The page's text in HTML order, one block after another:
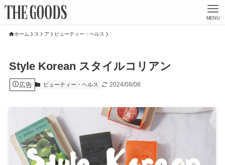
MENU
ホーム ストア ビューティー・ヘルス
Style Korean スタイルコリアン
広告 ビューティー・ヘルス 2024/08/08